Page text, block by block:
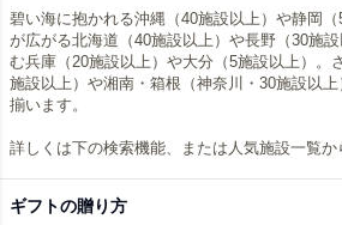
碧い海に抱かれる沖縄（40施設以上）や静岡
が広がる北海道（40施設以上）や長野（30施
む兵庫（20施設以上）や大分（5施設以上）。
施設以上）や湘南・箱根（神奈川・30施設以
揃います。
詳しくは下の検索機能、または人気施設一覧か
ギフトの贈り方